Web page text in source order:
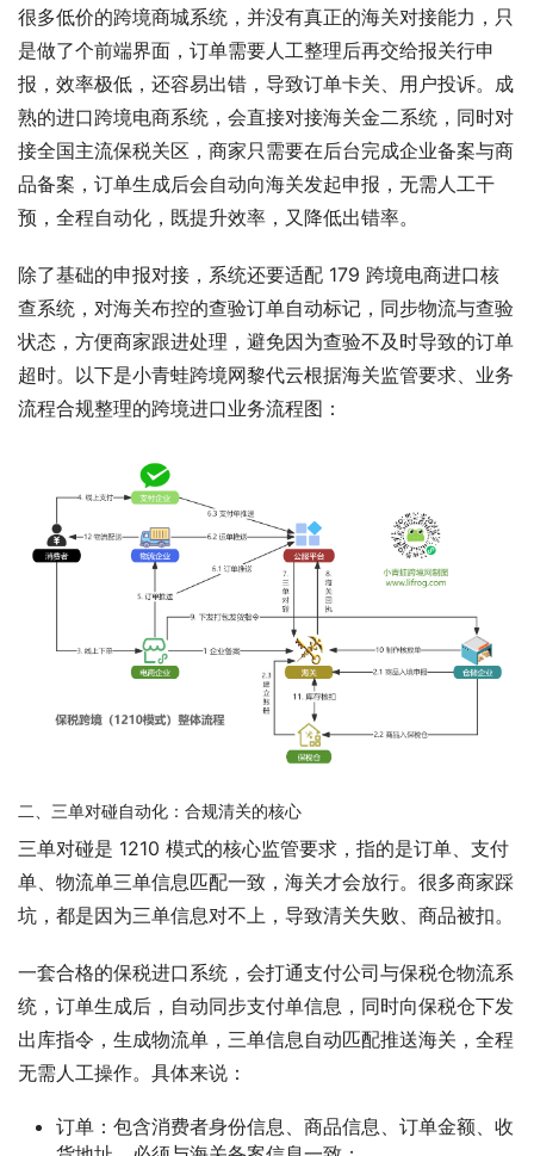
很多低价的跨境商城系统，并没有真正的海关对接能力，只
是做了个前端界面，订单需要人工整理后再交给报关行申
报，效率极低，还容易出错，导致订单卡关、用户投诉。成
熟的进口跨境电商系统，会直接对接海关金二系统，同时对
接全国主流保税关区，商家只需要在后台完成企业备案与商
品备案，订单生成后会自动向海关发起申报，无需人工干
预，全程自动化，既提升效率，又降低出错率。
除了基础的申报对接，系统还要适配 179 跨境电商进口核
查系统，对海关布控的查验订单自动标记，同步物流与查验
状态，方便商家跟进处理，避免因为查验不及时导致的订单
超时。以下是小青蛙跨境网黎代云根据海关监管要求、业务
流程合规整理的跨境进口业务流程图：
二、三单对碰自动化：合规清关的核心
三单对碰是 1210 模式的核心监管要求，指的是订单、支付
单、物流单三单信息匹配一致，海关才会放行。很多商家踩
坑，都是因为三单信息对不上，导致清关失败、商品被扣。
一套合格的保税进口系统，会打通支付公司与保税仓物流系
统，订单生成后，自动同步支付单信息，同时向保税仓下发
出库指令，生成物流单，三单信息自动匹配推送海关，全程
无需人工操作。具体来说：
订单：包含消费者身份信息、商品信息、订单金额、收